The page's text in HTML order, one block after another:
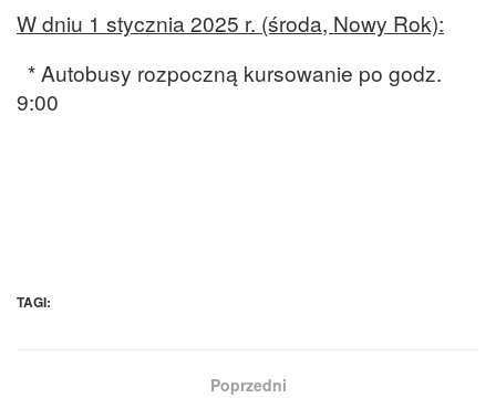
W dniu 1 stycznia 2025 r. (środa, Nowy Rok):
* Autobusy rozpoczną kursowanie po godz.
9:00
TAGI:
Poprzedni